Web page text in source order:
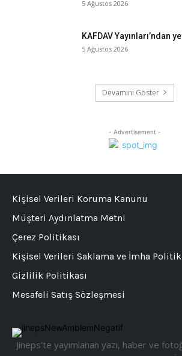
5 Ağustos 2026
KAFDAV Yayınları’ndan
5 Ağustos 2026
Devamını Göster
- Advertisement -
Jineps’te yayımlanan yazı, haber ve
Kişisel Verileri Koruma Kanunu
Müşteri Aydınlatma Metni
Çerez Politikası
Kişisel Verileri Saklama ve İmha
Gizlilik Politikası
Mesafeli Satış Sözleşmesi